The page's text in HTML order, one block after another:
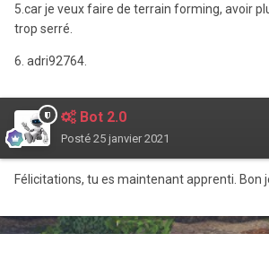
5.car je veux faire de terrain forming, avoir
trop serré.
6. adri92764.
Bot 2.0
Posté 25 janvier 2021
Félicitations, tu es maintenant apprenti. Bon